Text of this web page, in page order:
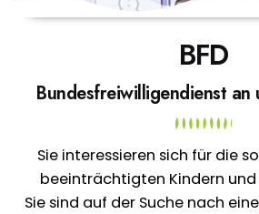
BFD
Bundesfreiwilligendienst an
Sie interessieren sich für die
beeinträchtigten Kindern
Sie sind auf der Suche nach